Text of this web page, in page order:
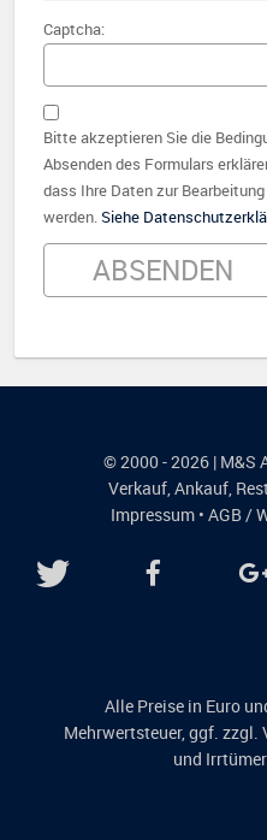
Captcha:
Bitte akzeptieren Sie die
Absenden des Formulars
dass Ihre Daten zur
werden.Siehe
© 2000 - 2026 | M&S
Verkauf,Ankauf,
Impressum• AGB /
Alle Preise in Euro
Mehrwertsteuer, ggf. zzgl.
und